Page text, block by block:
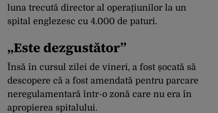
luna trecută director al operațiunilor la un
spital englezesc cu 4.000 de paturi.
„Este dezgustător”
Însă în cursul zilei de vineri, a fost șocată să
descopere că a fost amendată pentru parcare
neregulamentară într-o zonă care nu era în
apropierea spitalului.